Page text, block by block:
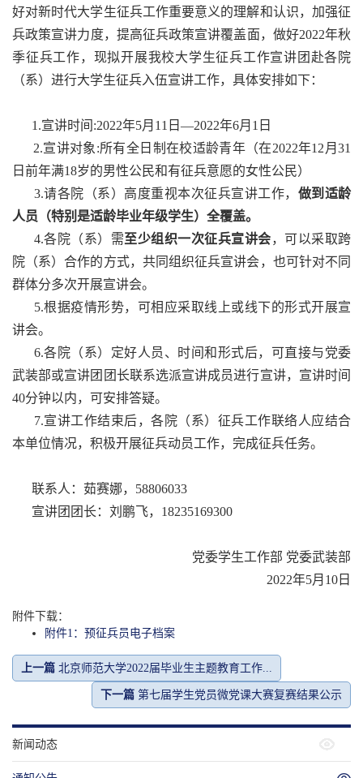
好对新时代大学生征兵工作重要意义的理解和认识，加强征
兵政策宣讲力度，提高征兵政策宣讲覆盖面，做好2022年秋
季征兵工作，现拟开展我校大学生征兵工作宣讲团赴各院
（系）进行大学生征兵入伍宣讲工作，具体安排如下：
1.宣讲时间:2022年5月11日—2022年6月1日
2.宣讲对象:所有全日制在校适龄青年（在2022年12月31
日前年满18岁的男性公民和有征兵意愿的女性公民）
3.请各院（系）高度重视本次征兵宣讲工作， 做到适龄
人员（特别是适龄毕业年级学生）全覆盖。
4.各院（系）需至少组织一次征兵宣讲会，可以采取跨
院（系）合作的方式，共同组织征兵宣讲会，也可针对不同
群体分多次开展宣讲会。
5.根据疫情形势，可相应采取线上或线下的形式开展宣
讲会。
6.各院（系）定好人员、时间和形式后，可直接与党委
武装部或宣讲团团长联系选派宣讲成员进行宣讲，宣讲时间
40分钟以内，可安排答疑。
7.宣讲工作结束后，各院（系）征兵工作联络人应结合
本单位情况，积极开展征兵动员工作，完成征兵任务。
联系人：茹赛娜，58806033
宣讲团团长：刘鹏飞，18235169300
党委学生工作部 党委武装部
2022年5月10日
附件下载：
附件1：预征兵员电子档案
上一篇 北京师范大学2022届毕业生主题教育工作...
下一篇 第七届学生党员微党课大赛复赛结果公示
新闻动态